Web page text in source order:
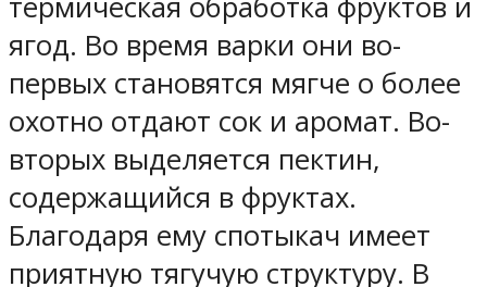
ягод. Во время варки они во-
первых становятся мягче о более
охотно отдают сок и аромат. Во-
вторых выделяется пектин,
содержащийся в фруктах.
Благодаря ему спотыкач имеет
приятную тягучую структуру. В